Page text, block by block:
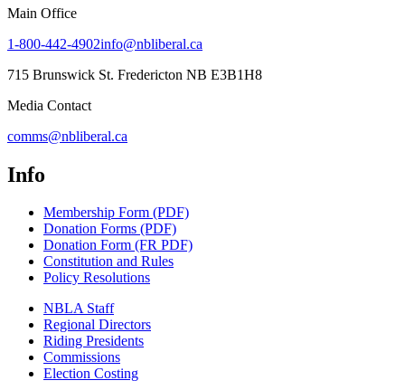
Main Office
1-800-442-4902info@nbliberal.ca
715 Brunswick St. Fredericton NB E3B1H8
Media Contact
comms@nbliberal.ca
Info
Membership Form (PDF)
Donation Forms (PDF)
Donation Form (FR PDF)
Constitution and Rules
Policy Resolutions
NBLA Staff
Regional Directors
Riding Presidents
Commissions
Election Costing